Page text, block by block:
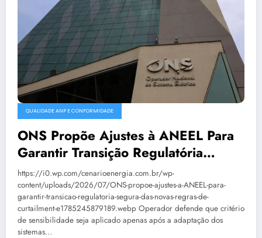
QUALIDADE ANP E CONFORMIDADE
ONS Propõe Ajustes à ANEEL Para
Garantir Transição Regulatória
Segura Das Novas Regras De
Curtailment
https://i0.wp.com/cenarioenergia.com.br/wp-
content/uploads/2026/07/ONS-propoe-ajustes-a-ANEEL-para-
garantir-transicao-regulatoria-segura-das-novas-regras-de-
curtailment-e1785245879189.webp Operador defende que critério
de sensibilidade seja aplicado apenas após a adaptação dos
sistemas…